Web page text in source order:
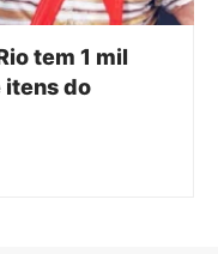
tem 1 mil
itens do